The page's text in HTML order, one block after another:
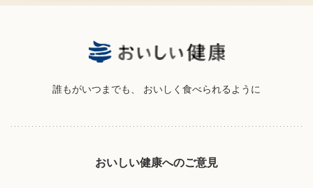
誰もがいつまでも、 おいしく食べられるように
おいしい健康へのご意見